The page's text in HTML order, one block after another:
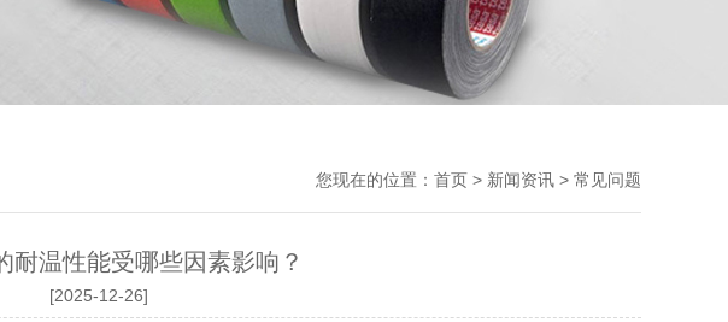
您现在的位置： 首页 > 新闻资讯 > 常见问题
耐温性能受哪些因素影响？
[2025-12-26]